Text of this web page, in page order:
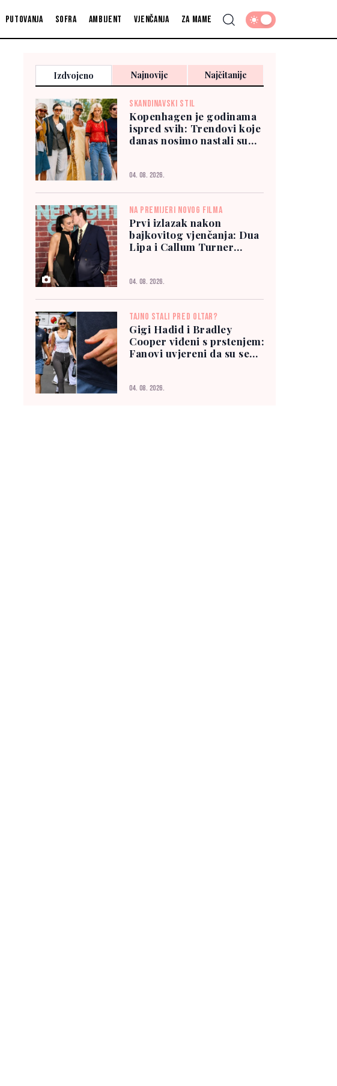
Putovanja Sofra Ambijent Vjenčanja Za mame
Izdvojeno Najnovije Najčitanije
SKANDINAVSKI STIL
Kopenhagen je godinama
ispred svih: Trendovi koje
danas nosimo nastali su
04. 08. 2026.
NA PREMIJERI NOVOG FILMA
Prvi izlazak nakon
bajkovitog vjenčanja: Dua
Lipa i Callum Turner
04. 08. 2026.
TAJNO STALI PRED OLTAR?
Gigi Hadid i Bradley
Cooper viđeni s prstenjem:
Fanovi uvjereni da su se
04. 08. 2026.